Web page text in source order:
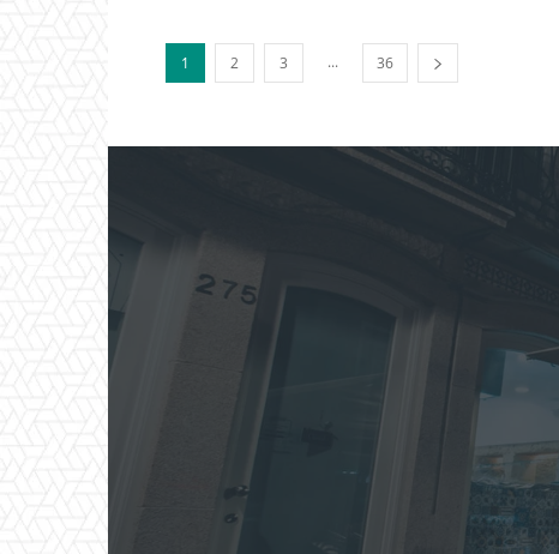
1 2 3 ... 36